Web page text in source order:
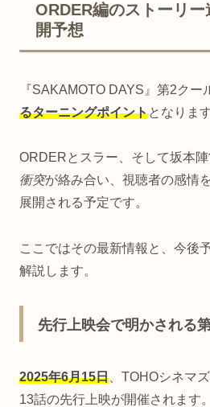
ORDER編のストーリ
開予想
『SAKAMOTO DAYS』第2クー
るターニングポイントとなります
ORDERとスラー、そして坂本
衝突が絡み合い、視聴者の感情
展開される予定です。
ここではその最新情報と、今後
解説します。
先行上映会で明かされる
2025年6月15日 、TOHOシネマ
13話の先行上映が開催されます。